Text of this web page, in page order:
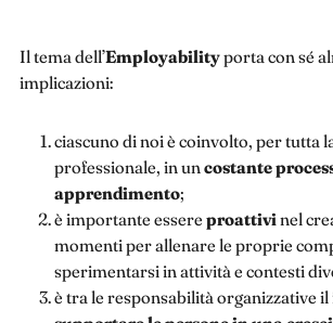
Il tema dell’Employabilityporta con sé
implicazioni:
ciascuno di noi è coinvolto, per tutta
professionale, in un costante
apprendimento;
è importante essere proattivi nel
momenti per allenare le proprie
sperimentarsi in attività e contesti
è tra le responsabilità organizzative